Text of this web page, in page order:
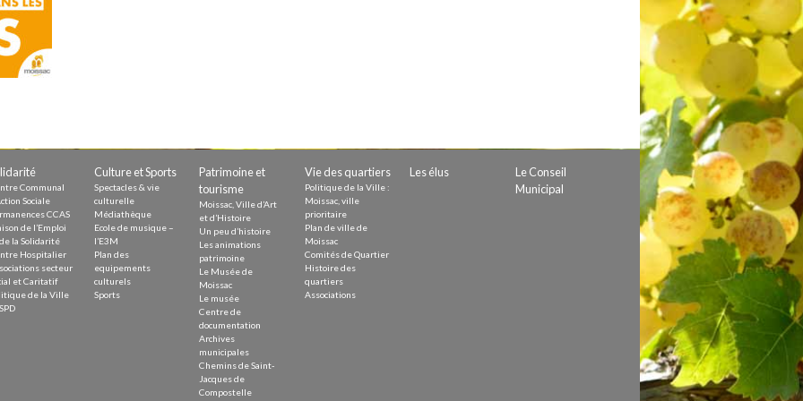
durable
Communal
Sociale
CCAS
de l’Emploi
la Solidarité
Hospitalier
secteur
et Caritatif
de la Ville
Culture et Sports
Spectacles & vie
culturelle
Médiathèque
Ecole de musique –
l’E3M
Plan des
equipements
culturels
Sports
Patrimoine et
tourisme
Moissac, Ville d’Art
et d’Histoire
Un peu d’histoire
Les animations
patrimoine
Le Musée de
Moissac
Le musée
Centre de
documentation
Archives
municipales
Chemins de Saint-
Jacques de
Compostelle
Vie des quartiers
Politique de la Ville :
Moissac, ville
prioritaire
Plan de ville de
Moissac
Comités de Quartier
Histoire des
quartiers
Associations
Les élus
Le Conseil
Municipal